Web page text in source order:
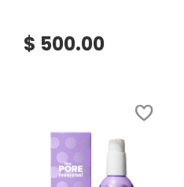
ICONIC LONDON
$ 500.00